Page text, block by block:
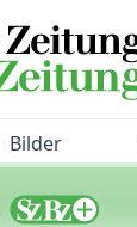
Bilder